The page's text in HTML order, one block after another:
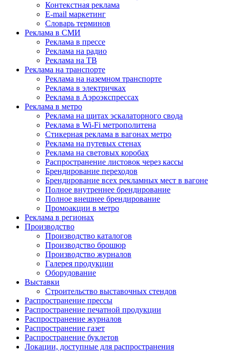
Контекстная реклама
E-mail маркетинг
Словарь терминов
Реклама в СМИ
Реклама в прессе
Реклама на радио
Реклама на ТВ
Реклама на транспорте
Реклама на наземном транспорте
Реклама в электричках
Реклама в Аэроэкспрессах
Реклама в метро
Реклама на щитах эскалаторного свода
Реклама в Wi-Fi метрополитена
Стикерная реклама в вагонах метро
Реклама на путевых стенах
Реклама на световых коробах
Распространение листовок через кассы
Брендирование переходов
Брендирование всех рекламных мест в вагоне
Полное внутреннее брендирование
Полное внешнее брендирование
Промоакции в метро
Реклама в регионах
Производство
Производство каталогов
Производство брошюр
Производство журналов
Галерея продукции
Оборудование
Выставки
Строительство выставочных стендов
Распространение прессы
Распространение печатной продукции
Распространение журналов
Распространение газет
Распространение буклетов
Локации, доступные для распространения